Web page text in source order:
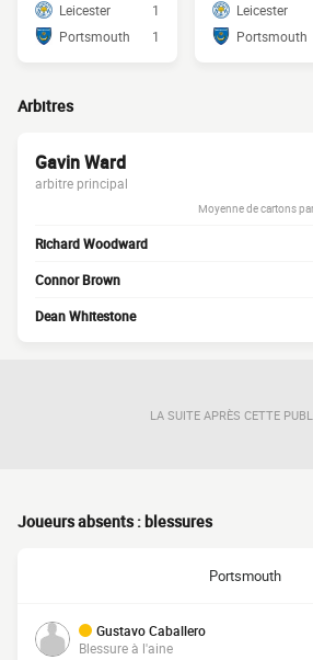
Leicester
1
Portsmouth
1
Leicester
Portsmouth
Arbitres
Gavin Ward
arbitre principal
Moyenne de cartons
Richard Woodward
Connor Brown
Dean Whitestone
LA SUITE APRÈS CETTE
Joueurs absents : blessures
Portsmouth
Gustavo Caballero
Blessure à l'aine